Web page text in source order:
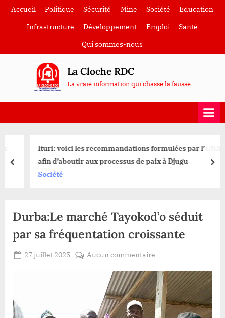
SkipAccueil Politique Sécurité Mine Société
Education
Infrastructure
Développement Emploi
Santé
Qui sommes-nous
La Cloche RDC
La vraie information qui chasse la fausse
Ituri: voici les recommandations formulées par l’UNADI
afin d’aboutir aux processus de paix à Djugu
Société
prev
Durba:Le marché Tayokod’o séduit
par sa fréquentation croissante
Posted
27 juillet 2025
Aucun commentaire
marché
Tayokod’o
séduit
par